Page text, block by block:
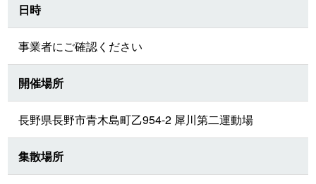
日時
事業者にご確認ください
開催場所
長野県長野市青木島町乙954-2 犀川第二運動場
集散場所